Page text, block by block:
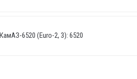
КамАЗ-6520 (Euro-2, 3): 6520